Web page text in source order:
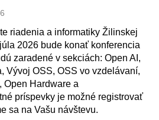
riadenia a informatiky Žilinskej
2026 bude konať konferencia
zaradené v sekciách: Open AI,
Vývoj OSS, OSS vo vzdelávaní,
Open Hardware a
príspevky je možné registrovať
sa na Vašu návštevu.